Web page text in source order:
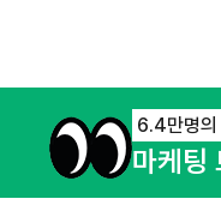
6.4만명의
마케팅